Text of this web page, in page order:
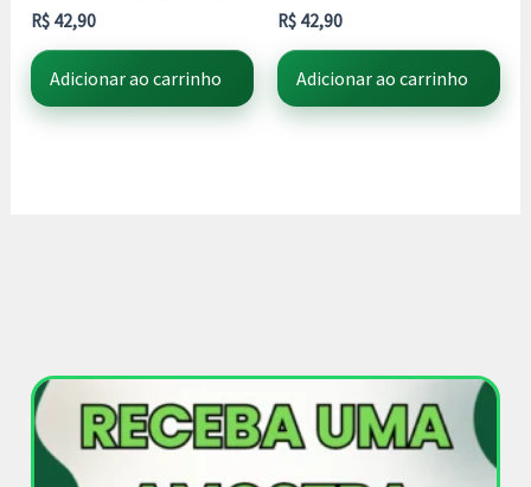
R$ 42,90
Adicionar ao carrinho
R$ 42,90
Adicionar ao carrinho